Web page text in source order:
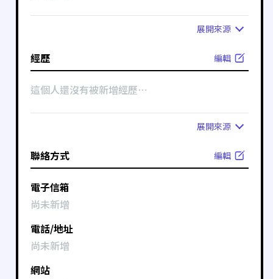
展開來源
經歷 編輯
這個人還沒有被新增經歷⋯
展開來源
聯絡方式 編輯
電子信箱
尚未新增
電話/地址
尚未新增
網站